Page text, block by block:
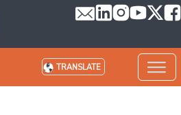
TRANSLATE